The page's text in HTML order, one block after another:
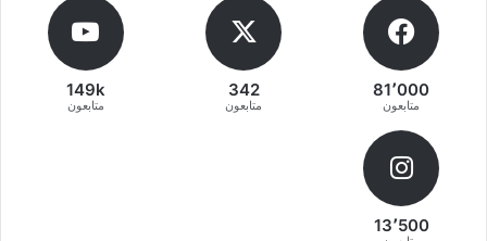
81٬000
متابعون
342
متابعون
149k
متابعون
13٬500